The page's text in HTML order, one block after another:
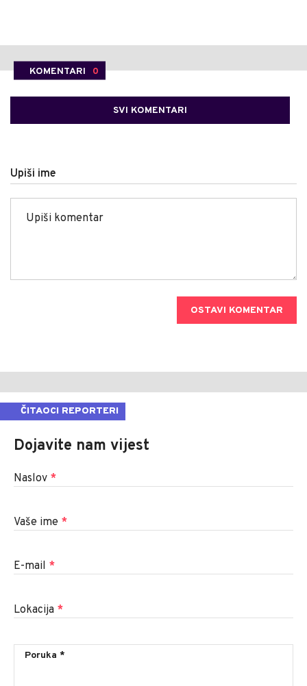
KOMENTARI 0
SVI KOMENTARI
Upiši ime
OSTAVI KOMENTAR
ČITAOCI REPORTERI
Dojavite nam vijest
Naslov *
Vaše ime *
E-mail *
Lokacija *